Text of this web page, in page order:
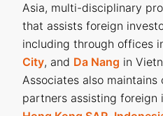
Asia, multi-disciplinary
that assists foreign
including through offices
City, and Da Nang in
Associates also
partners assisting foreign